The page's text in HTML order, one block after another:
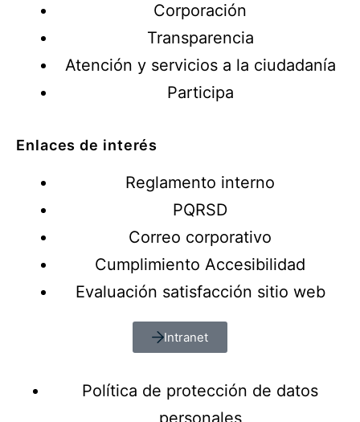
Corporación
Transparencia
Atención y servicios a la ciudadanía
Participa
Enlaces de interés
Reglamento interno
PQRSD
Correo corporativo
Cumplimiento Accesibilidad
Evaluación satisfacción sitio web
Intranet
Política de protección de datos